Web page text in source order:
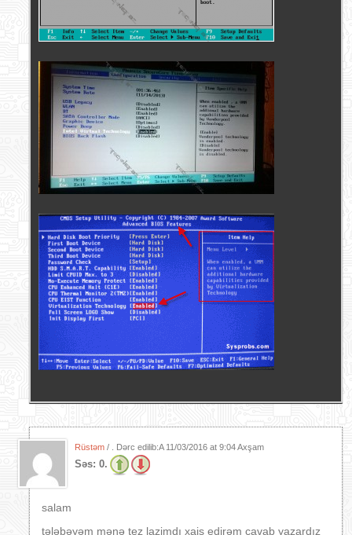
Rüstəm / . Dərc edilib:A 11/03/2016 at 9:04 Axşam
Səs: 0.
salam
tələbəyəm mənə tez lazimdı xaiş edirəm cavab yazardız